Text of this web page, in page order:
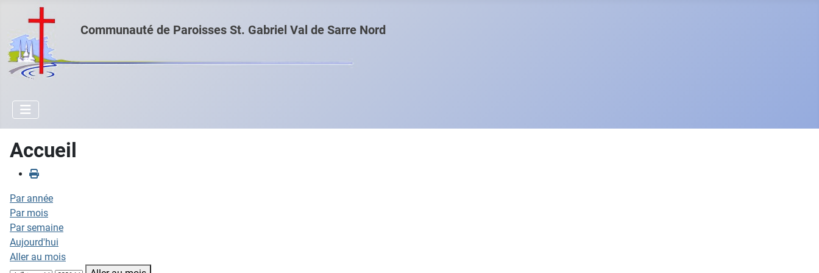
Communauté de Paroisses St. Gabriel Val de Sarre Nord
Accueil
Par année
Par mois
Par semaine
Aujourd'hui
Aller au mois